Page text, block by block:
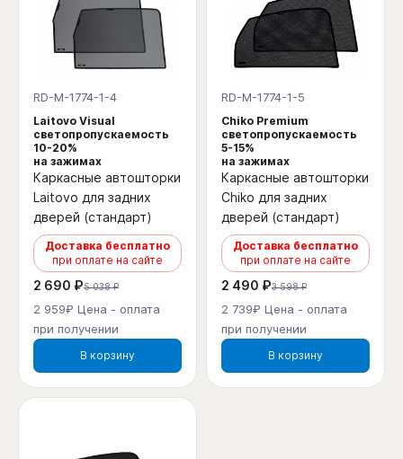
RD-M-1774-1-4
Laitovo Visual
светопропускаемость
10-20%
на зажимах
Каркасные автошторки
Laitovo для задних
дверей (стандарт)
Доставка бесплатно
при оплате на сайте
2 690 ₽5 038 ₽
2 959₽ Цена - оплата
при получении
В корзину
RD-M-1774-1-5
Chiko Premium
светопропускаемость
5-15%
на зажимах
Каркасные автошторки
Chiko для задних
дверей (стандарт)
Доставка бесплатно
при оплате на сайте
2 490 ₽3 598 ₽
2 739₽ Цена - оплата
при получении
В корзину